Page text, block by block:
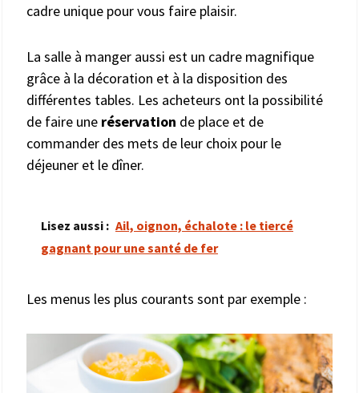
cadre unique pour vous faire plaisir.
La salle à manger aussi est un cadre magnifique
grâce à la décoration et à la disposition des
différentes tables. Les acheteurs ont la possibilité
de faire une réservation de place et de
commander des mets de leur choix pour le
déjeuner et le dîner.
Lisez aussi : Ail, oignon, échalote : le tiercé
gagnant pour une santé de fer
Les menus les plus courants sont par exemple :